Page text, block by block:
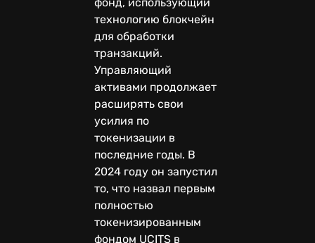
технологию блокчейн
для обработки
транзакций.
Управляющий
активами продолжает
расширять свои
усилия по
токенизации в
последние годы. В
2024 году он запустил
то, что назвал первым
полностью
токенизированным
фондом UCITS в